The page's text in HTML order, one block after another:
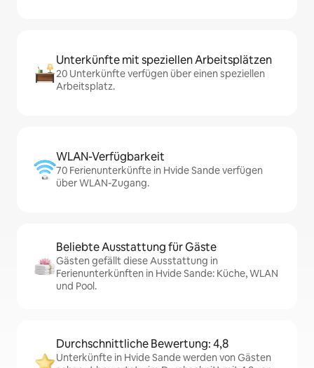
Unterkünfte mit speziellen Arbeitsplätzen
20 Unterkünfte verfügen über einen speziellen
Arbeitsplatz.
WLAN-Verfügbarkeit
70 Ferienunterkünfte in Hvide Sande verfügen
über WLAN-Zugang.
Beliebte Ausstattung für Gäste
Gästen gefällt diese Ausstattung in
Ferienunterkünften in Hvide Sande: Küche, WLAN
und Pool.
Durchschnittliche Bewertung: 4,8
Unterkünfte in Hvide Sande werden von Gästen